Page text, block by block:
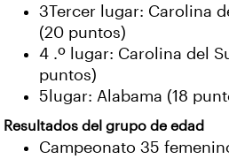
3Tercer lugar: Carolina
(20 puntos)
4 .º lugar: Carolina del
puntos)
5lugar: Alabama (18
Resultados del grupo de edad
Campeonato 35